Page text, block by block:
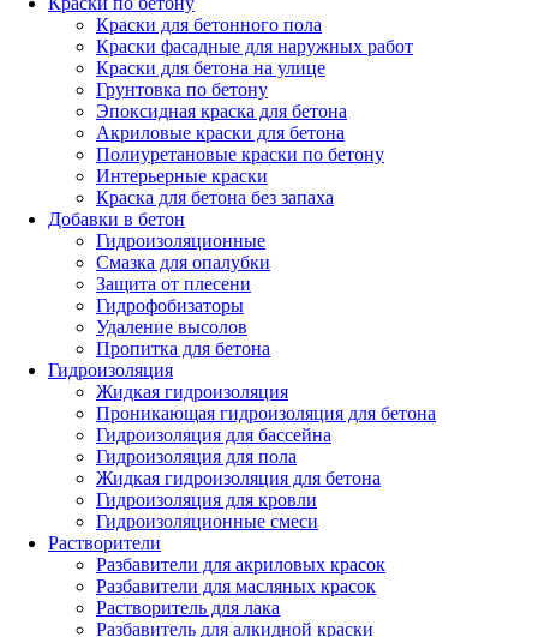
Краски для бетонного пола
Краски фасадные для наружных работ
Краски для бетона на улице
Грунтовка по бетону
Эпоксидная краска для бетона
Акриловые краски для бетона
Полиуретановые краски по бетону
Интерьерные краски
Краска для бетона без запаха
Добавки в бетон
Гидроизоляционные
Смазка для опалубки
Защита от плесени
Гидрофобизаторы
Удаление высолов
Пропитка для бетона
Гидроизоляция
Жидкая гидроизоляция
Проникающая гидроизоляция для бетона
Гидроизоляция для бассейна
Гидроизоляция для пола
Жидкая гидроизоляция для бетона
Гидроизоляция для кровли
Гидроизоляционные смеси
Растворители
Разбавители для акриловых красок
Разбавители для масляных красок
Растворитель для лака
Разбавитель для алкидной краски